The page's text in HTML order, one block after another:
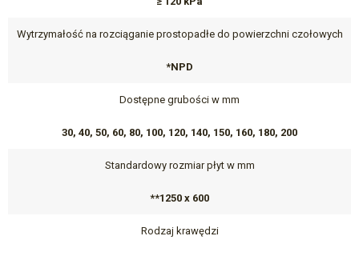
Wytrzymałość na rozciąganie prostopadłe do powierzchni czołowych
*NPD
Dostępne grubości w mm
30, 40, 50, 60, 80, 100, 120, 140, 150, 160, 180, 200
Standardowy rozmiar płyt w mm
**1250 x 600
Rodzaj krawędzi